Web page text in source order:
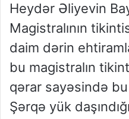
Heydər Əliyevin
Magistralının
daim dərin
bu magistralın
qərar sayəsində
Şərqə yük